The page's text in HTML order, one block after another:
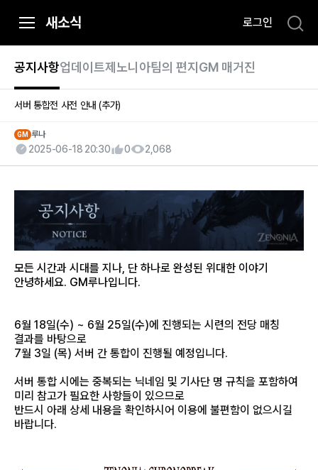
t
n
새소식 로그인
공지사항업데이트제노니아팀의 편지 GM 매거진
서버 통합전 사전 안내 (추가)
GM 루나
2025-06-18 20:30 0 2,068
모든 시간과 시대를 지나, 단 하나로 완성된 위대한 이야기
안녕하세요. GM루나입니다.
6월 18일(수) ~ 6월 25일(수)에 진행되는 시련의 전당 매칭
결과를 바탕으로
7월 3일 (목) 서버 간 통합이 진행될 예정입니다.
서버 통합 시에는 중복되는 닉네임 및 기사단 명 규칙을 포함하여
미리 참고가 필요한 사항들이 있으므로
반드시 아래 상세 내용을 확인하시어 이용에 불편함이 없으시길
바랍니다.